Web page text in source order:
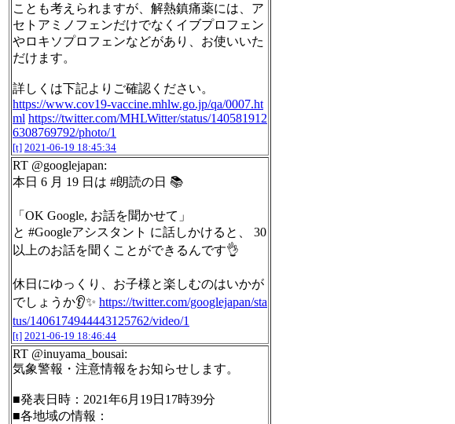
ことも考えられますが、解熱鎮痛薬には、ア
セトアミノフェンだけでなくイブプロフェン
やロキソプロフェンなどがあり、お使いいた
だけます。
詳しくは下記よりご確認ください。
https://www.cov19-vaccine.mhlw.go.jp/qa/0007.ht
ml https://twitter.com/MHLWitter/status/140581912
6308769792/photo/1
[t] 2021-06-19 18:45:34
RT @googlejapan:
本日 6 月 19 日は #朗読の日 📚
「OK Google, お話を聞かせて」
と #Googleアシスタント に話しかけると、 30
以上のお話を聞くことができるんです👌
休日にゆっくり、お子様と楽しむのはいかが
でしょうか👂✨ https://twitter.com/googlejapan/sta
tus/1406174944443125762/video/1
[t] 2021-06-19 18:46:44
RT @inuyama_bousai:
気象警報・注意情報をお知らせします。
■発表日時：2021年6月19日17時39分
■各地域の情報：